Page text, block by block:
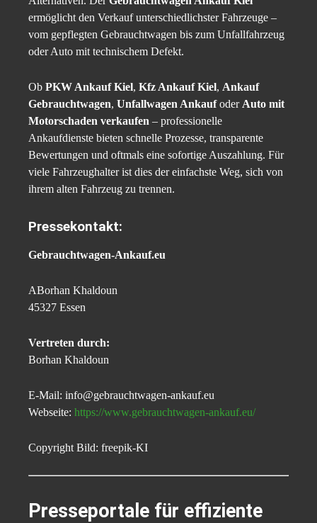
ermöglicht den Verkauf unterschiedlichster Fahrzeuge –
vom gepflegten Gebrauchtwagen bis zum Unfallfahrzeug
oder Auto mit technischem Defekt.
Ob PKW Ankauf Kiel, Kfz Ankauf Kiel, Ankauf
Gebrauchtwagen, Unfallwagen Ankaufoder Auto mit
Motorschaden verkaufen – professionelle
Ankaufdienste bieten schnelle Prozesse, transparente
Bewertungen und oftmals eine sofortige Auszahlung. Für
viele Fahrzeughalter ist dies der einfachste Weg, sich von
ihrem alten Fahrzeug zu trennen.
Pressekontakt:
Gebrauchtwagen-Ankauf.eu
ABorhan Khaldoun
45327 Essen
Vertreten durch:
Borhan Khaldoun
E-Mail: info@gebrauchtwagen-ankauf.eu
Webseite: https://www.gebrauchtwagen-ankauf.eu/
Copyright Bild: freepik-KI
Presseportale für effiziente